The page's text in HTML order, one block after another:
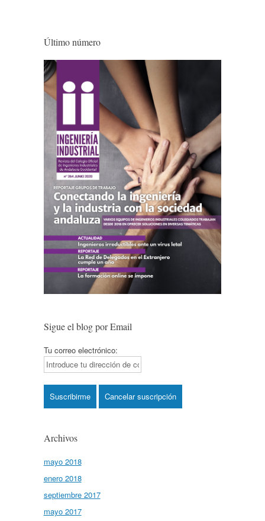
Último número
Sigue el blog por Email
Tu correo electrónico:
Archivos
mayo 2018
enero 2018
septiembre 2017
mayo 2017